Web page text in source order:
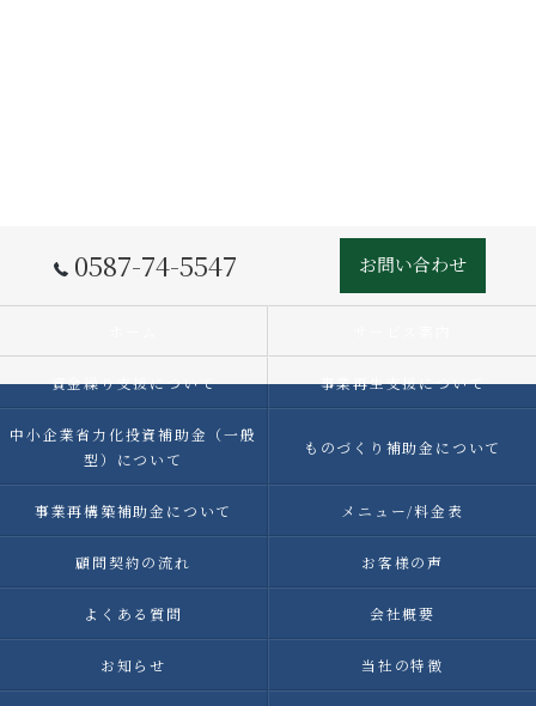
0587-74-5547 お問い合わせ
資金繰り支援について 事業再生支援について
中小企業省力化投資補助金（一般
型）について
ものづくり補助金について
事業再構築補助金について メニュー/料金表
顧問契約の流れ お客様の声
よくある質問 会社概要
お知らせ 当社の特徴